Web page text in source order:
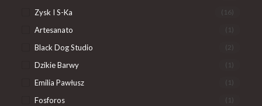
Zysk I S-Ka (16)
Artesanato (1)
Black Dog Studio (2)
Dzikie Barwy (1)
Emilia Pawłusz (1)
Fosforos (1)